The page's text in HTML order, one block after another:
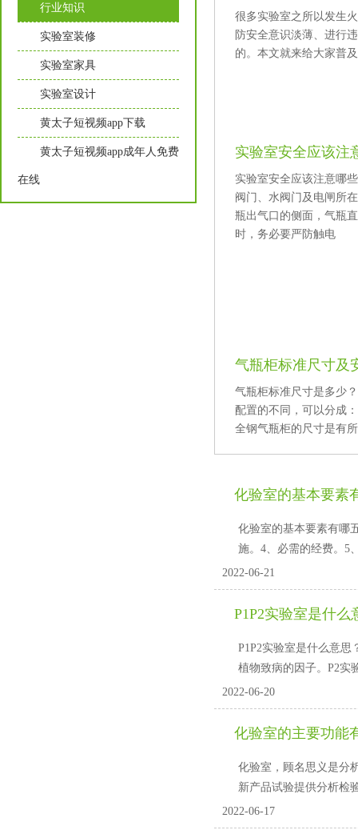
行业知识
实验室装修
实验室家具
实验室设计
黄太子短视频app下载
黄太子短视频app成年人免费
在线
很多实验室之所以发生火
防安全意识淡薄、进
的。本文就来给大家
实验室安全应该注
实验室安全应该注意哪些
阀门、水阀门及电闸所在
瓶出气口的侧面，气瓶
时，务必要严防触电
气瓶柜标准尺寸及
气瓶柜标准尺寸是多少
配置的不同，可以分成
全钢气瓶柜的尺寸是有所区
化验室的基本要素
化验室的基本要素有哪五个
施。4、必需的经费。
2022-06-21
P1P2实验室是什么
P1P2实验室是什么意思
植物致病的因子。P2实
2022-06-20
化验室的主要功能
化验室，顾名思义是分
新产品试验提供分析检验
2022-06-17